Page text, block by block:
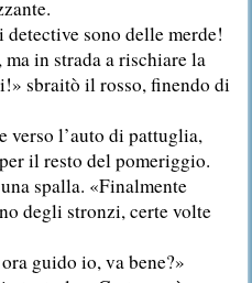
sono delle merde!
in strada a rischiare la
sbraitò il rosso, finendo di
verso l’auto di pattuglia,
il resto del pomeriggio.
spalla. «Finalmente
degli stronzi, certe volte
guido io, va bene?»